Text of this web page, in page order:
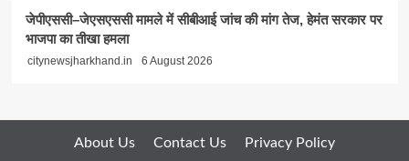
जेपीएससी–जेएसएससी मामले में सीबीआई जांच की मांग तेज, हेमंत सरकार पर
भाजपा का तीखा हमला
citynewsjharkhand.in 6 August 2026
About Us Contact Us Privacy Policy